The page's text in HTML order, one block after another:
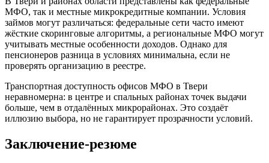
МФО, так и местные микрокредитные компании. Условия
займов могут различаться: федеральные сети часто имеют
жёсткие скоринговые алгоритмы, а региональные МФО могут
учитывать местные особенности доходов. Однако для
пенсионеров разница в условиях минимальна, если не
проверять организацию в реестре.
Транспортная доступность офисов МФО в Твери
неравномерна: в центре и спальных районах точек выдачи
больше, чем в отдалённых микрорайонах. Это создаёт
иллюзию выбора, но не гарантирует прозрачности условий.
Заключение-резюме